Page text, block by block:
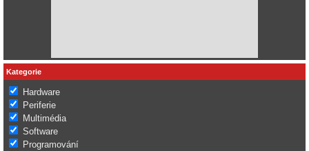
Kategorie
Hardware
Periferie
Multimédia
Software
Programování